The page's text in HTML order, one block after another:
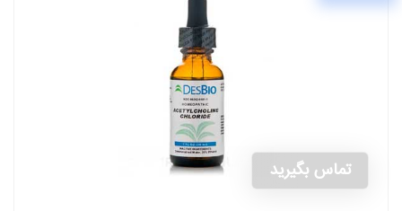
تماس بگیرید